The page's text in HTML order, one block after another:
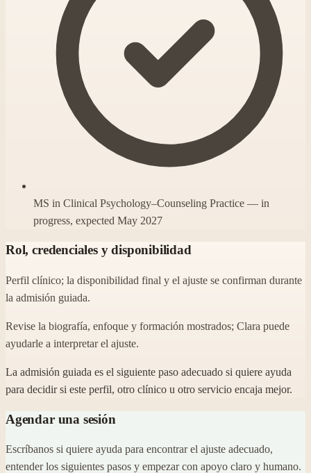
MS in Clinical Psychology–Counseling Practice — in
progress, expected May 2027
Rol, credenciales y disponibilidad
Perfil clínico; la disponibilidad final y el ajuste se confirman durante
la admisión guiada.
Revise la biografía, enfoque y formación mostrados; Clara puede
ayudarle a interpretar el ajuste.
La admisión guiada es el siguiente paso adecuado si quiere ayuda
para decidir si este perfil, otro clínico u otro servicio encaja mejor.
Agendar una sesión
Escríbanos si quiere ayuda para encontrar el ajuste adecuado,
entender los siguientes pasos y empezar con apoyo claro y humano.